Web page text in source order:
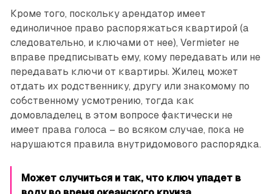
Кроме того, поскольку арендатор имеет
единоличное право распоряжаться квартирой (а
следовательно, и ключами от нее), Vermieter не
вправе предписывать ему, кому передавать или не
передавать ключи от квартиры. Жилец может
отдать их родственнику, другу или знакомому по
собственному усмотрению, тогда как
домовладелец в этом вопросе фактически не
имеет права голоса – во всяком случае, пока не
нарушаются правила внутридомового распорядка.
Может случиться и так, что ключ упадет в